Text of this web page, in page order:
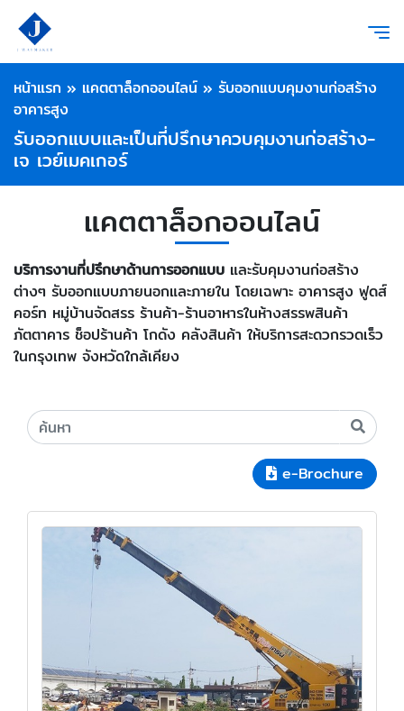
หน้าแรก » แคตตาล็อกออนไลน์ » รับออกแบบคุมงานก่อสร้าง
อาคารสูง
รับออกแบบและเป็นที่ปรึกษาควบคุมงานก่อสร้าง-
เจ เวย์เมคเกอร์
แคตตาล็อกออนไลน์
บริการงานที่ปรึกษาด้านการออกแบบ และรับคุมงานก่อสร้าง
ต่างๆ รับออกแบบภายนอกและภายใน โดยเฉพาะ อาคารสูง ฟูดส์
คอร์ท หมู่บ้านจัดสรร ร้านค้า-ร้านอาหารในห้างสรรพสินค้า
ภัตตาคาร ช็อปร้านค้า โกดัง คลังสินค้า ให้บริการสะดวกรวดเร็ว
ในกรุงเทพ จังหวัดใกล้เคียง
e-Brochure